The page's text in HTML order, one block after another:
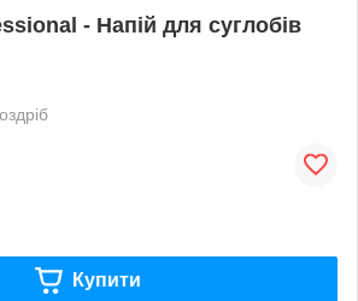
- Напій для суглобів
Купити